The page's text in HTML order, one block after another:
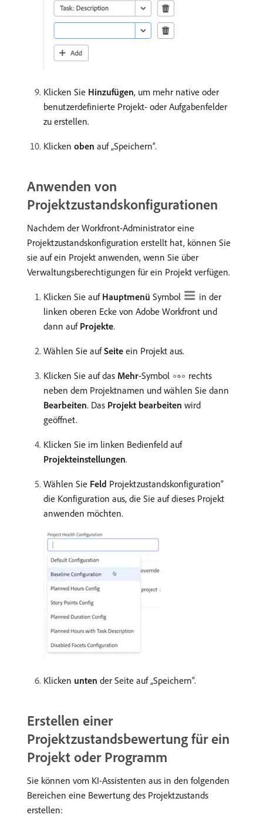
Klicken Sie Hinzufügen, um mehr native oder
benutzerdefinierte Projekt- oder Aufgabenfelder
zu erstellen.
Klicken oben auf „Speichern“.
Anwenden von
Projektzustandskonfigurationen
Nachdem der Workfront-Administrator eine
Projektzustandskonfiguration erstellt hat, können Sie
sie auf ein Projekt anwenden, wenn Sie über
Verwaltungsberechtigungen für ein Projekt verfügen.
Klicken Sie auf Hauptmenü Symbol
in der
linken oberen Ecke von Adobe Workfront und
dann auf Projekte.
Wählen Sie aufSeite ein Projekt aus.
Klicken Sie auf das Mehr-Symbol
rechts
neben dem Projektnamen und wählen Sie dann
Bearbeiten. Das Projekt bearbeiten wird
geöffnet.
Klicken Sie im linken Bedienfeld auf
Projekteinstellungen.
Wählen Sie Feld Projektzustandskonfiguration“
die Konfiguration aus, die Sie auf dieses Projekt
anwenden möchten.
Klicken unten der Seite auf „Speichern“.
Erstellen einer
Projektzustandsbewertung für ein
Projekt oder Programm
Sie können vom KI-Assistenten aus in den folgenden
Bereichen eine Bewertung des Projektzustands
erstellen: